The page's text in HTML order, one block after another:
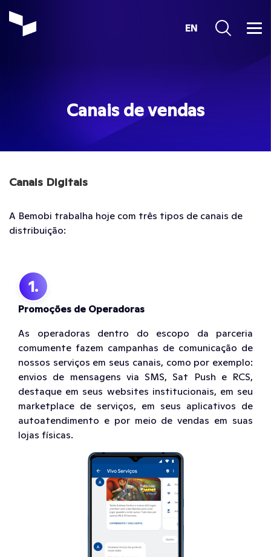
EN
Canais de vendas
Canais Digitais
A Bemobi trabalha hoje com três tipos de canais de
distribuição:
1.
Promoções de Operadoras
As operadoras dentro do escopo da parceria
comumente fazem campanhas de comunicação de
nossos serviços em seus canais, como por exemplo:
envios de mensagens via SMS, Sat Push e RCS,
destaque em seus websites institucionais, em seu
marketplace de serviços, em seus aplicativos de
autoatendimento e por meio de vendas em suas
lojas físicas.